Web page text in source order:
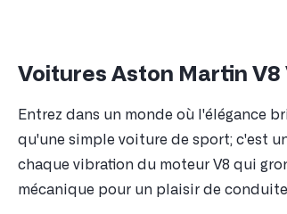
Voitures Aston Martin
Entrez dans un monde où l'élégance
qu'une simple voiture de sport; c'est
chaque vibration du moteur V8 qui
mécanique pour un plaisir de conduite